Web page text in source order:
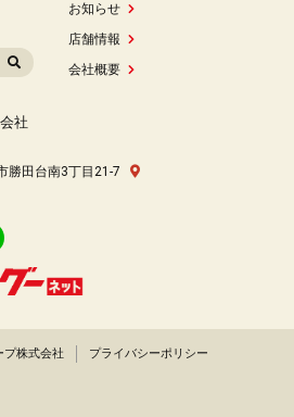
お知らせ
店舗情報
会社概要
社
勝田台南3丁目21-7
株式会社 プライバシーポリシー